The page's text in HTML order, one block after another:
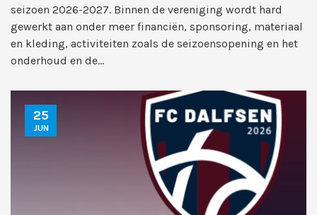
seizoen 2026-2027. Binnen de vereniging wordt hard
gewerkt aan onder meer financiën, sponsoring, materiaal
en kleding, activiteiten zoals de seizoensopening en het
onderhoud en de...
25
JUN